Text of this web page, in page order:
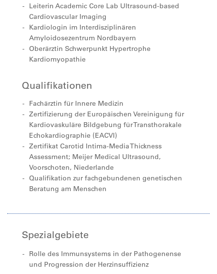
Leiterin Academic Core Lab Ultrasound-based
Cardiovascular Imaging
Kardiologin im Interdisziplinären
Amyloidosezentrum Nordbayern
Oberärztin Schwerpunkt Hypertrophe
Kardiomyopathie
Qualifikationen
Fachärztin für Innere Medizin
Zertifizierung der Europäischen Vereinigung für
Kardiovaskuläre Bildgebung für Transthorakale
Echokardiographie (EACVI)
Zertifikat Carotid Intima-Media Thickness
Assessment; Meijer Medical Ultrasound,
Voorschoten, Niederlande
Qualifikation zur fachgebundenen genetischen
Beratung am Menschen
Spezialgebiete
Rolle des Immunsystems in der Pathogenense
und Progression der Herzinsuffizienz